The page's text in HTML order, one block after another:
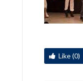
Like (0)